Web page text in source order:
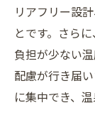
腰痛
宮崎
腰痛
公衆
腰痛緩
リアフリー設
とです。さら
負担が少ない
配慮が行き届
に集中でき、